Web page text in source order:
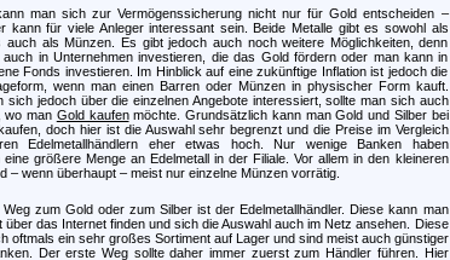
man sich zur Vermögenssicherung nicht nur für Gold entscheiden –
kann für viele Anleger interessant sein. Beide Metalle gibt es sowohl als
auch als Münzen. Es gibt jedoch auch noch weitere Möglichkeiten, denn
auch in Unternehmen investieren, die das Gold fördern oder man kann in
Fonds investieren. Im Hinblick auf eine zukünftige Inflation ist jedoch die
wenn man einen Barren oder Münzen in physischer Form kauft.
sich jedoch über die einzelnen Angebote interessiert, sollte man sich auch
wo man Gold kaufenmöchte. Grundsätzlich kann man Gold und Silber bei
doch hier ist die Auswahl sehr begrenzt und die Preise im Vergleich
Edelmetallhändlern eher etwas hoch. Nur wenige Banken haben
eine größere Menge an Edelmetall in der Filiale. Vor allem in den kleineren
– wenn überhaupt – meist nur einzelne Münzen vorrätig.
Weg zum Gold oder zum Silber ist der Edelmetallhändler. Diese kann man
über das Internet finden und sich die Auswahl auch im Netz ansehen. Diese
oftmals ein sehr großes Sortiment auf Lager und sind meist auch günstiger
Der erste Weg sollte daher immer zuerst zum Händler führen. Hier